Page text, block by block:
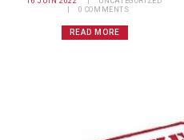
0 COMMENTS
READ MORE